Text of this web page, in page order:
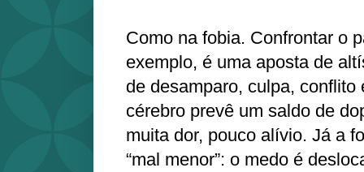
Como na fobia. Confrontar o
exemplo, é uma aposta de
de desamparo, culpa,
cérebro prevê um saldo de
muita dor, pouco alívio. Já a
“mal menor”: o medo é